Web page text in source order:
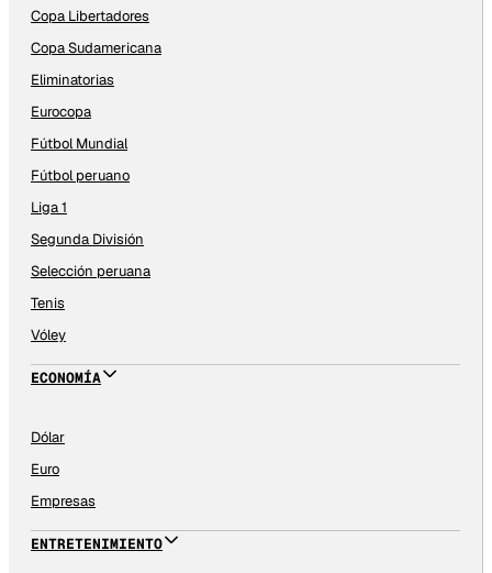
Copa Libertadores
Copa Sudamericana
Eliminatorias
Eurocopa
Fútbol Mundial
Fútbol peruano
Liga 1
Segunda División
Selección peruana
Tenis
Vóley
ECONOMÍA
Dólar
Euro
Empresas
ENTRETENIMIENTO